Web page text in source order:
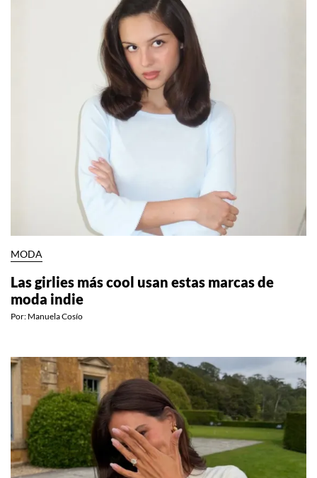
MODA
Las girlies más cool usan estas marcas de
moda indie
Por: Manuela Cosío